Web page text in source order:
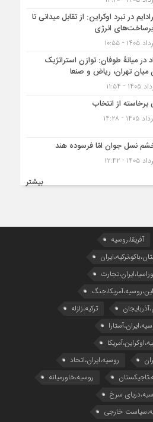
در نبرد اوکراین: از تقابل میدانی تا
انرژی
در میانۀ طوفان: توازن استراتژیک
میان تهران، ریاض و صنعا
از انتخاب
نسل جوان امّا فرسوده هند
بیشتر
آفریقا،روسیه
ترکیه،زلزله
روسیه،ایران،اتحاد
روسیه،خاورمیانه
سرخ
خارجی